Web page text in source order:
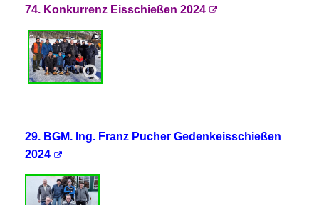
74. Konkurrenz Eisschießen 2024
29. BGM. Ing. Franz Pucher Gedenkeisschießen
2024